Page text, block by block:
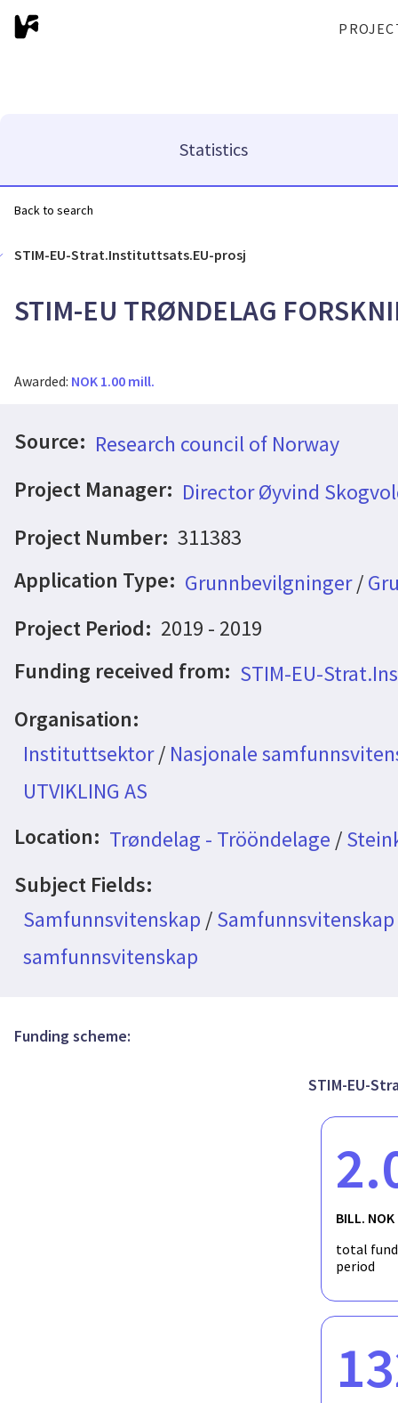
Statistics
Back to search
STIM-EU-Strat.Instituttsats.EU-prosj
STIM-EU TRØNDELAG
Awarded: NOK 1.00 mill.
Source: Research council of Norway
Project Manager: Director Øyvind
Project Number: 311383
Application Type: Grunnbevilgninger/
Project Period: 2019 - 2019
Funding received from: STIM-EU-
Organisation:
Instituttsektor/ Nasjonale
UTVIKLING AS
Location: Trøndelag - Trööndelage /
Subject Fields:
Samfunnsvitenskap /
samfunnsvitenskap
Funding scheme:
STIM-EU-
BILL. NOK
total
period